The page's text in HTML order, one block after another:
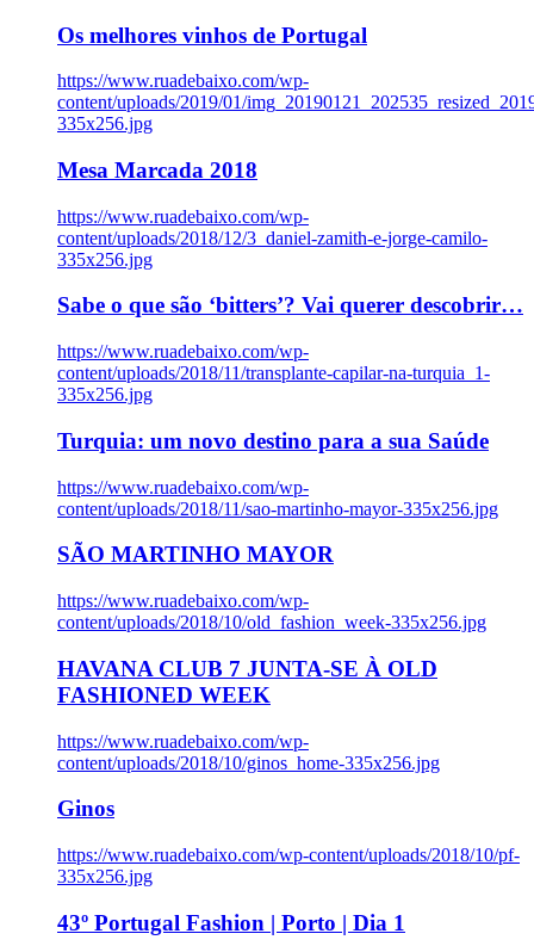
Os melhores vinhos de Portugal
https://www.ruadebaixo.com/wp-
content/uploads/2019/01/
335x256.jpg
Mesa Marcada 2018
https://www.ruadebaixo.com/wp-
content/uploads/2018/12/3_daniel-zamith-e-jorge-camilo-
335x256.jpg
Sabe o que são ‘bitters’? Vai querer descobrir…
https://www.ruadebaixo.com/wp-
content/uploads/2018/11/transplante-capilar-na-turquia_1-
335x256.jpg
Turquia: um novo destino para a sua Saúde
https://www.ruadebaixo.com/wp-
content/uploads/2018/11/sao-martinho-mayor-335x256.jpg
SÃO MARTINHO MAYOR
https://www.ruadebaixo.com/wp-
content/uploads/2018/10/old_fashion_week-335x256.jpg
HAVANA CLUB 7 JUNTA-SE À OLD
FASHIONED WEEK
https://www.ruadebaixo.com/wp-
content/uploads/2018/10/ginos_home-335x256.jpg
Ginos
https://www.ruadebaixo.com/wp-content/uploads/2018/10/pf-
335x256.jpg
43º Portugal Fashion | Porto | Dia 1